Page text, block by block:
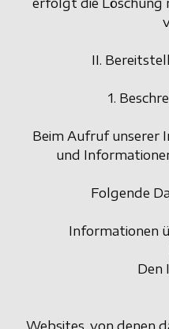
erfolgt die Löschung
II.
1.
Beim Aufruf unserer
und
Folgende
Informationen
Den
Websites, von denen